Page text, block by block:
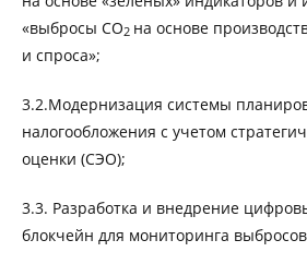
«выбросы CO2 на основе
и спроса»;
3.2.Модернизация системы
налогообложения с учетом
оценки (СЭО);
3.3. Разработка и внедрение
блокчейн для мониторинга